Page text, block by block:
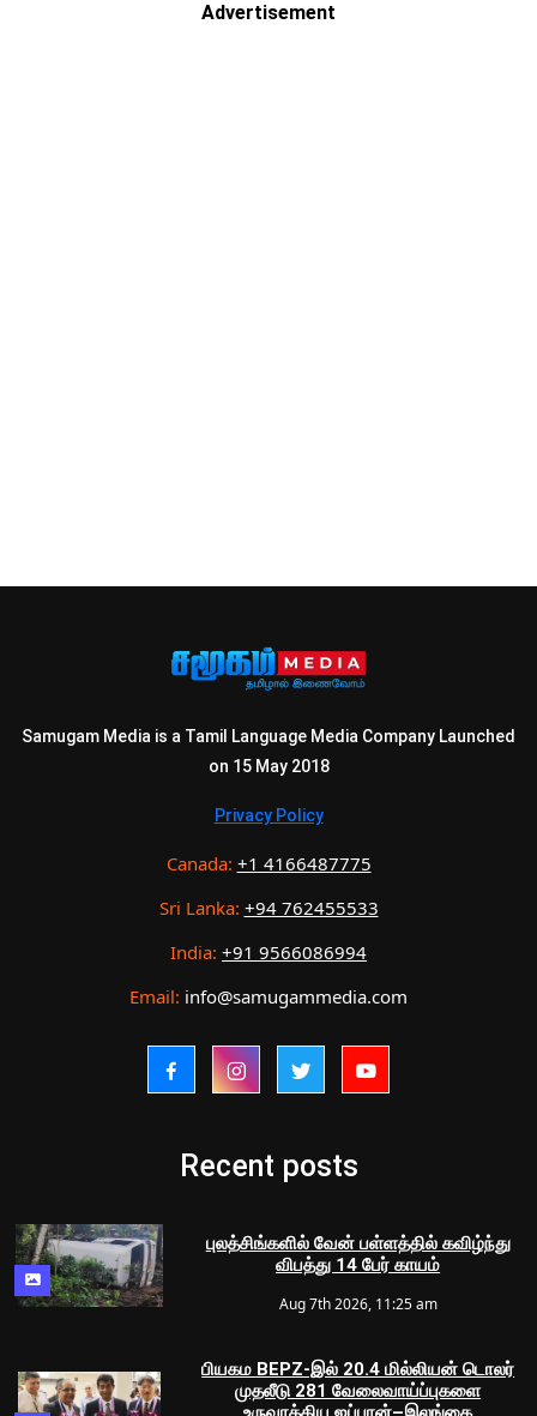
Advertisement
Samugam Media is a Tamil Language Media Company Launched
on 15 May 2018
Privacy Policy
Canada: +1 4166487775
Sri Lanka: +94 762455533
India: +91 9566086994
Email: info@samugammedia.com
Recent posts
புலத்சிங்களில் வேன் பள்ளத்தில் கவிழ்ந்து
விபத்து 14 பேர் காயம்
Aug 7th 2026, 11:25 am
பியகம BEPZ-இல் 20.4 மில்லியன் டொலர்
முதலீடு 281 வேலைவாய்ப்புகளை